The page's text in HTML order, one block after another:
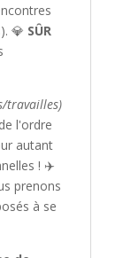
💎 SÛR
travailles)
l'ordre
autant
! ✈️
prenons
à se